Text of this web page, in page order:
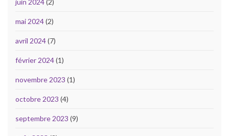
juin 2024(2)
mai 2024(2)
avril 2024(7)
février 2024(1)
novembre 2023 (1)
octobre 2023 (4)
septembre 2023 (9)